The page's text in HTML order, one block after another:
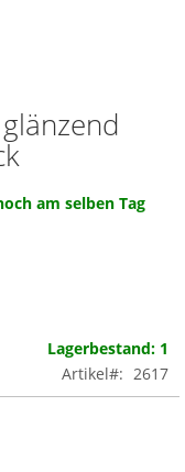
am selben Tag
Lagerbestand: 1
Artikel
2617